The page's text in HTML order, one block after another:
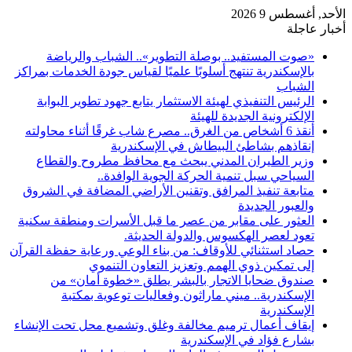
الأحد, أغسطس 9 2026
أخبار عاجلة
«صوت المستفيد.. بوصلة التطوير».. الشباب والرياضة
بالإسكندرية تنتهج أسلوبًا علميًا لقياس جودة الخدمات بمراكز
الشباب
الرئيس التنفيذي لهيئة الاستثمار يتابع جهود تطوير البوابة
الإلكترونية الجديدة للهيئة
أنقذ 6 أشخاص من الغرق.. مصرع شاب غرقًا أثناء محاولته
إنقاذهم بشاطئ البيطاش في الإسكندرية
وزير الطيران المدني يبحث مع محافظ مطروح والقطاع
السياحي سبل تنمية الحركة الجوية الوافدة..
متابعة تنفيذ المرافق وتقنين الأراضي المضافة في الشروق
والعبور الجديدة
العثور على مقابر من عصر ما قبل الأسرات ومنطقة سكنية
تعود لعصر الهكسوس والدولة الحديثة.
حصاد استثنائي للأوقاف: من بناء الوعي ورعاية حفظة القرآن
إلى تمكين ذوي الهمم وتعزيز التعاون التنموي
صندوق ضحايا الاتجار بالبشر يطلق «خطوة أمان» من
الإسكندرية.. ميني ماراثون وفعاليات توعوية بمكتبة
الإسكندرية
إيقاف أعمال ترميم مخالفة وغلق وتشميع محل تحت الإنشاء
بشارع فؤاد في الإسكندرية